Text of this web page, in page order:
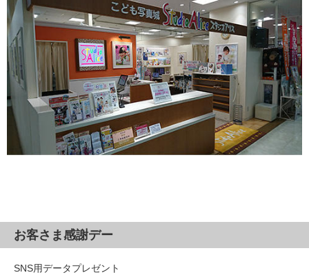
お客さま感謝デー
SNS用データプレゼント